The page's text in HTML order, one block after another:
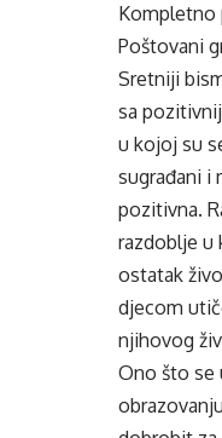
Kompletno
Poštovani
Sretniji
sa
u kojoj su
sugrađani i
pozitivna.
razdoblje u
ostatak
djecom
njihovog
Ono što se